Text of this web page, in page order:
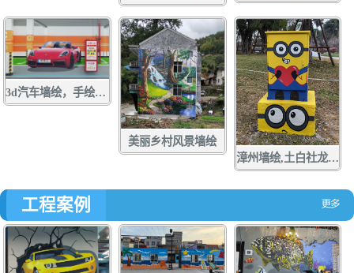
3d汽车墙绘，手绘，壁画，彩绘
美丽乡村风景墙绘
漳州墙绘,土白社龙舟文化中心墙绘，龙江游手绘，亲水营地彩绘，龙江岁月壁画,配电箱彩绘，手绘，壁画，涂鸦
工程案例